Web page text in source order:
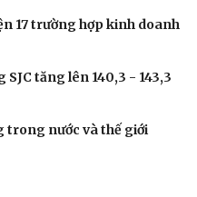
17 trường hợp kinh doanh
tăng lên 140,3 - 143,3
trong nước và thế giới